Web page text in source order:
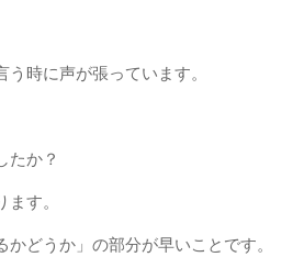
う時に声が張っています。
たか？
す。
どうか」の部分が早いことです。